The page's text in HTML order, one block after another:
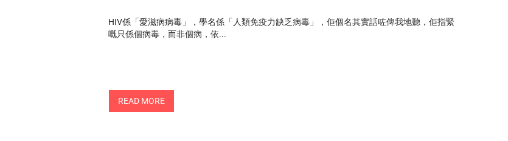
HIV係「愛滋病病毒」，學名係「人類免疫力缺乏病毒」，佢個名其實話咗俾我地聽，佢指緊
嘅只係個病毒，而非個病，依...
READ MORE